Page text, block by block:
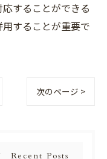
することができる
することが重要で
次のページ >
Recent Posts